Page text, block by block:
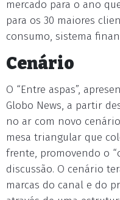
mercado para o ano
para os 30 maiores
consumo, sistema
Cenário
O “Entre aspas”,
Globo News, a partir
no ar com novo
mesa triangular que
frente, promovendo o
discussão. O cenário
marcas do canal e do